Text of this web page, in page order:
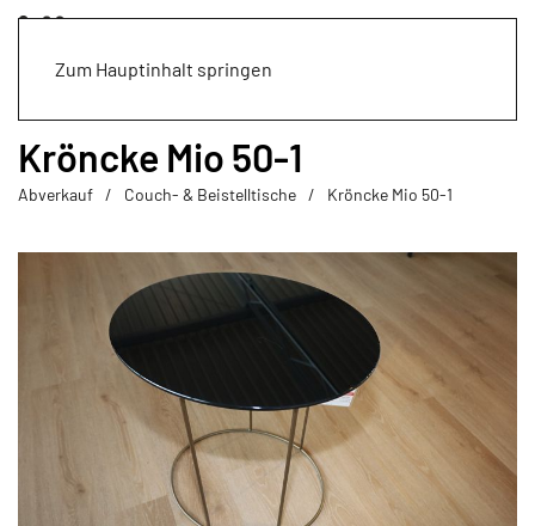
Zum Hauptinhalt springen
Kröncke Mio 50-1
Abverkauf Couch- & Beistelltische Kröncke Mio 50-1